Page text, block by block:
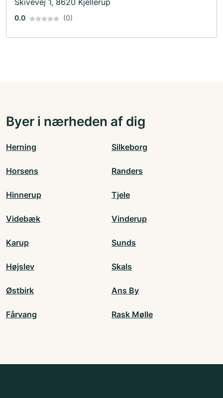
Skivevej 1, 8620 Kjellerup
0.0 (0)
Byer i nærheden af dig
Herning Silkeborg
Horsens Randers
Hinnerup Tjele
Videbæk Vinderup
Karup Sunds
Højslev Skals
Østbirk Ans By
Fårvang Rask Mølle